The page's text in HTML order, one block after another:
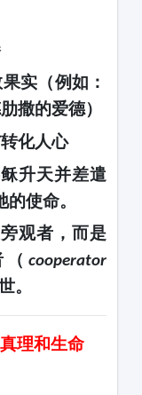
实（例如：
撒的爱德）
化人心
稣升天并差遣
使命。
观者，而是
cooperator
。
理和生命